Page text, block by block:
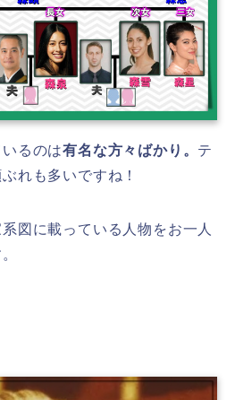
るのは有名な方々ばかり。 テ
れも多いですね！
図に載っている人物をお一人